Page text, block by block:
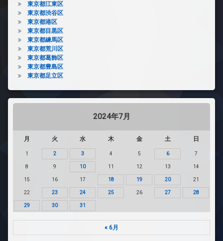
東京都江東区
東京都渋谷区
東京都港区
東京都目黒区
東京都練馬区
東京都荒川区
東京都葛飾区
東京都豊島区
東京都足立区
2024年7月
月 火 水 木 金 土 日
1 2 3 4 5 6 7
8 9 10 11 12 13 14
15 16 17 18 19 20 21
22 23 24 25 26 27 28
29 30 31
« 6月